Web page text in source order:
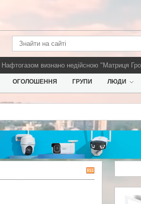
визнано недійсною "Матриця Грошей"
ОГОЛОШЕННЯ ГРУПИ ЛЮДИ
S